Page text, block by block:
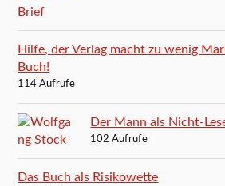
Hilfe, der Verlag macht zu wenig
Buch!
114 Aufrufe
Der Mann als Nicht-
102 Aufrufe
Das Buch als Risikowette